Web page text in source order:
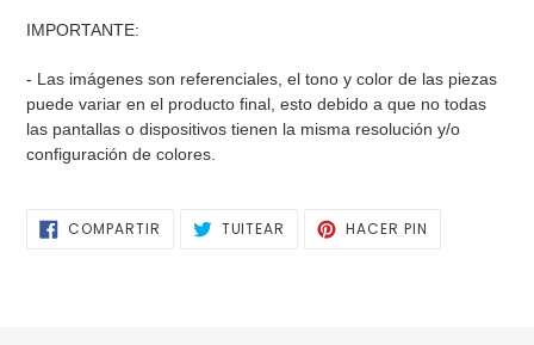
IMPORTANTE:
- Las imágenes son referenciales, el tono y color de las piezas
puede variar en el producto final, esto debido a que no todas
las pantallas o dispositivos tienen la misma resolución y/o
configuración de colores.
COMPARTIR COMPARTIRTUITEAR TUITEARHACER PIN